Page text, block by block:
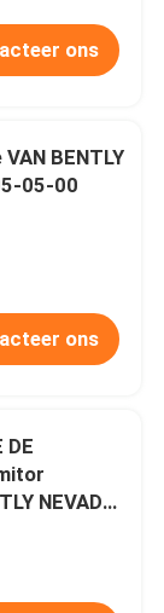
ons
BENTLY
05-00
ons
DE
NEVADA